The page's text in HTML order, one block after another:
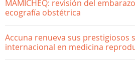
MAMICHEQ: revisión del
ecografía obstétrica
Accuna renueva sus prestigiosos
internacional en medicina